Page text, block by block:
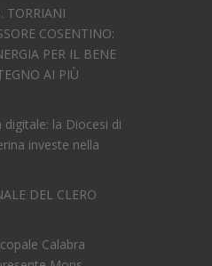
TORRIANI
COSENTINO:
PER IL BENE
AI PIÙ
digitale: la Diocesi di
investe nella
DEL CLERO
Calabra